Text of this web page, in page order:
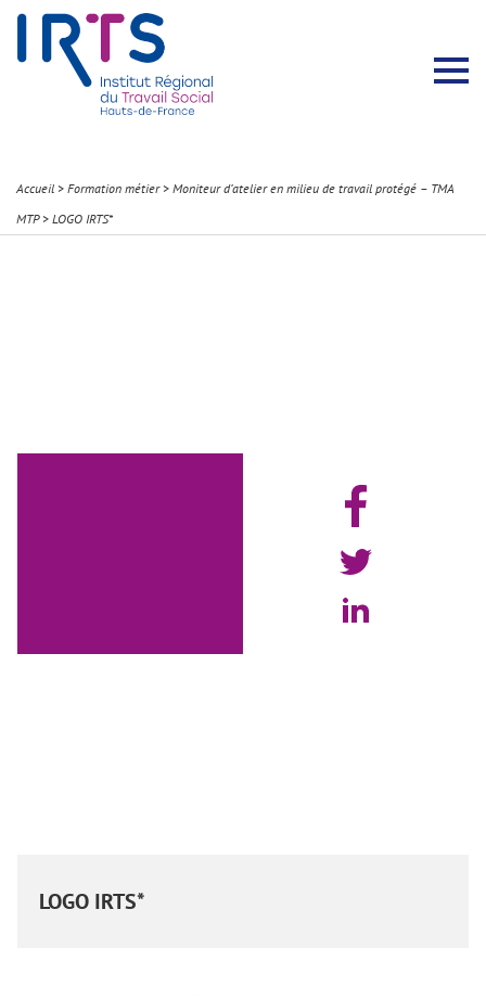
Accueil > Formation métier> Moniteur d’atelier en milieu de travail protégé – TMA
MTP> LOGO IRTS*
LOGO IRTS*